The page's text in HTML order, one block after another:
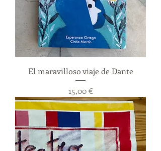
El maravilloso viaje de Dante
Precio
15,00 €